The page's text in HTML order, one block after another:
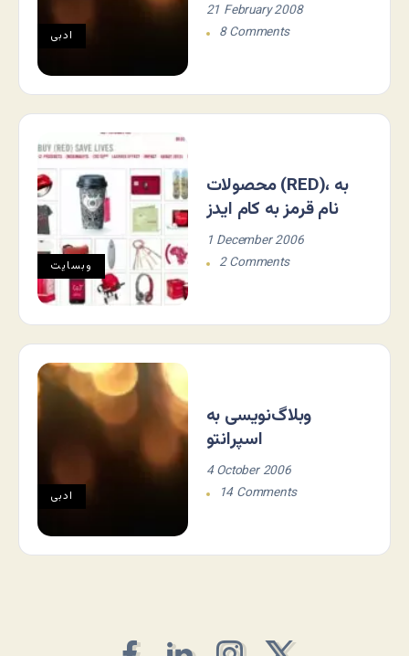
ادبی
21 February 2008
8 Comments
وبسایت
محصولات (RED)، به
نام قرمز به کام ایدز
1 December 2006
2 Comments
ادبی
وبلاگ‌نویسی به
اسپرانتو
4 October 2006
14 Comments